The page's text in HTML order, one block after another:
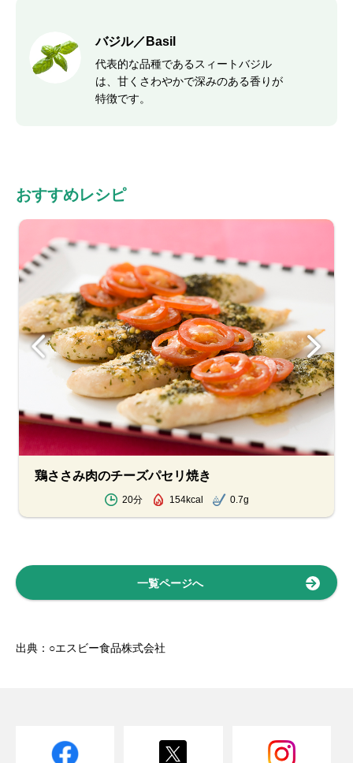
バジル／Basil
代表的な品種であるスィートバジル
は、甘くさわやかで深みのある香りが
特徴です。
おすすめレシピ
鶏ささみ肉のチーズパセリ焼き
20分 154kcal 0.7g
一覧ページへ
出典：○エスビー食品株式会社